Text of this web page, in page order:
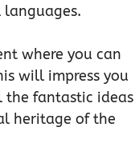
where you can
will impress you
fantastic ideas
heritage of the